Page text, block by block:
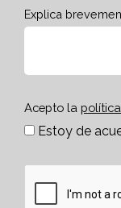
Explica
Acepto la
Estoy de